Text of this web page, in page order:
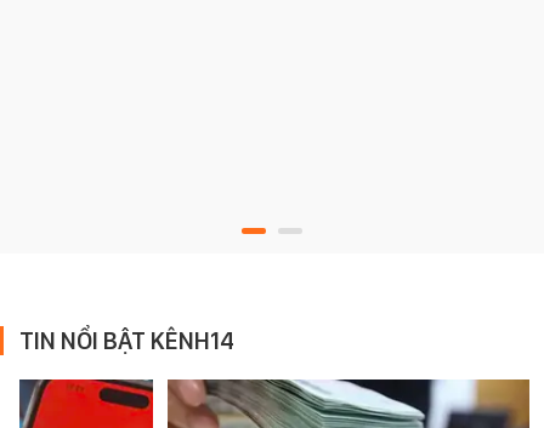
TIN NỔI BẬT KÊNH14